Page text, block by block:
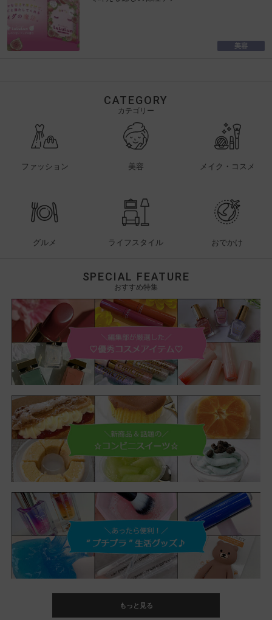
美容
CATEGORY
カテゴリー
ファッション 美容 メイク・コスメ
グルメ ライフスタイル おでかけ
SPECIAL FEATURE
おすすめ特集
もっと見る